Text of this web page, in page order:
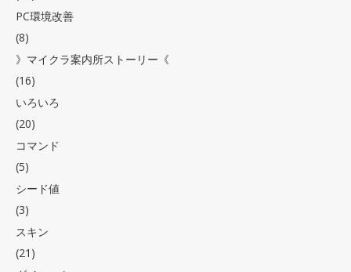
PC環境改善
(8)
》マイクラ案内所ストーリー《
(16)
いろいろ
(20)
コマンド
(5)
シード値
(3)
スキン
(21)